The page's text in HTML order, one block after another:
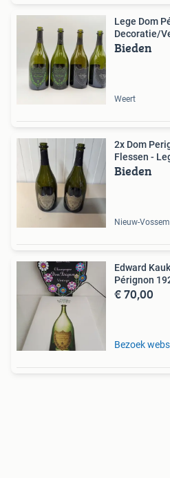
Lege Dom
Decoratie/
Bieden
Weert
2x Dom
Flessen -
Bieden
Nieuw-
Edward
Pérignon
€ 70,00
Bezoek